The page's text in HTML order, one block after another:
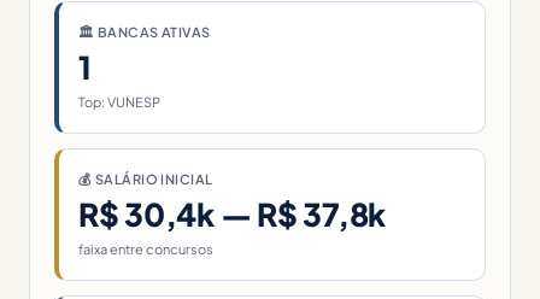
🏛 BANCAS ATIVAS
1
Top: VUNESP
💰 SALÁRIO INICIAL
R$ 30,4k — R$ 37,8k
faixa entre concursos